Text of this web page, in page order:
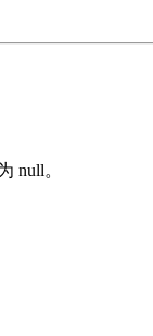
null。